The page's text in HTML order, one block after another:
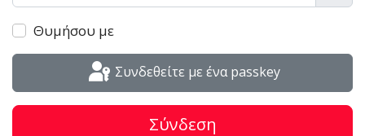
Θυμήσου με
Συνδεθείτε με ένα passkey
Σύνδεση